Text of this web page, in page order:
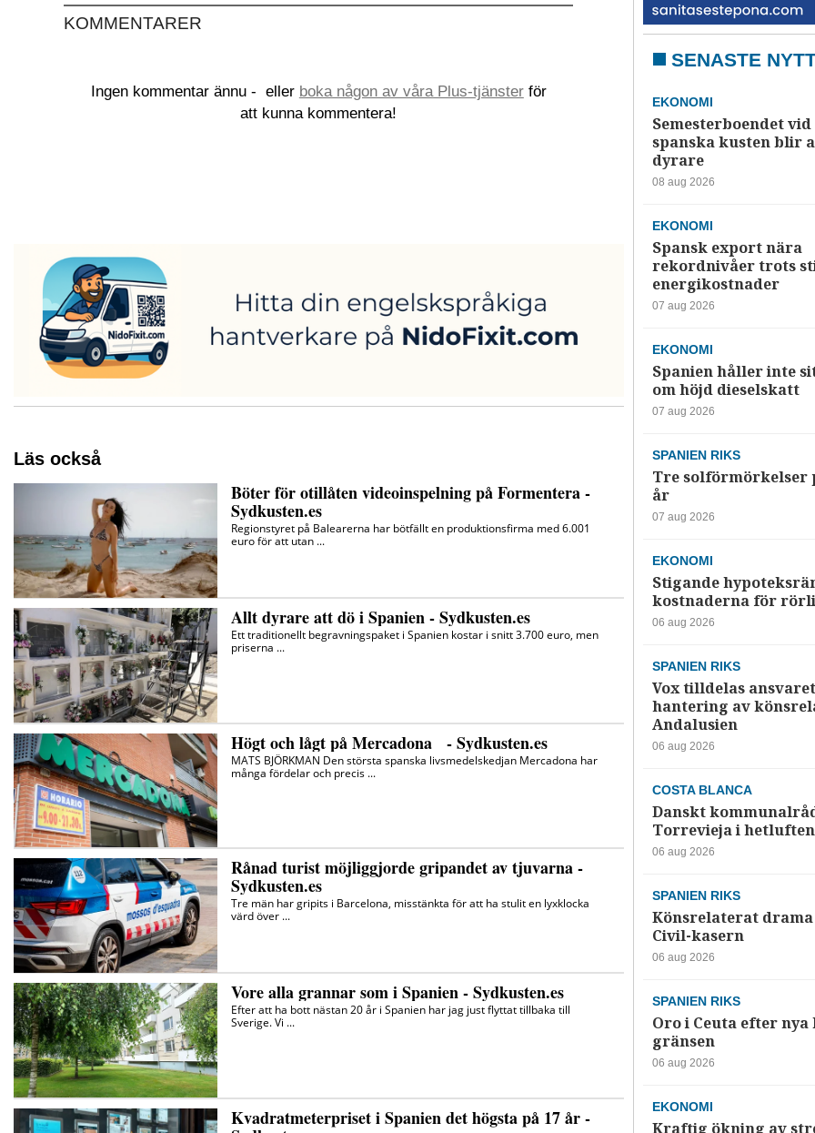
KOMMENTARER
Ingen kommentar ännu - eller boka någon av våra Plus-tjänsterför
att kunna kommentera!
SENASTE
EKONOMI
Semesterboendet vid
spanska kusten blir
dyrare
08 aug 2026
EKONOMI
Spansk export nära
rekordnivåer trots
energikostnader
07 aug 2026
EKONOMI
Spanien håller inte
om höjd dieselskatt
07 aug 2026
SPANIEN RIKS
Tre solförmörkelser
år
07 aug 2026
EKONOMI
Stigande
kostnaderna för
06 aug 2026
SPANIEN RIKS
Vox tilldelas
hantering av
Andalusien
06 aug 2026
COSTA BLANCA
Danskt
Torrevieja i hetluften
06 aug 2026
SPANIEN RIKS
Könsrelaterat
Civil-kasern
06 aug 2026
SPANIEN RIKS
Oro i Ceuta efter
gränsen
06 aug 2026
EKONOMI